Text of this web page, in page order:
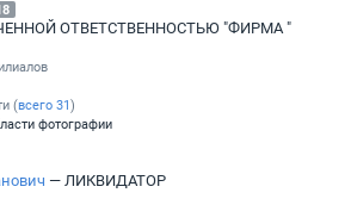
ОТВЕТСТВЕННОСТЬЮ "ФИРМА "
(всего 31)
фотографии
— ЛИКВИДАТОР